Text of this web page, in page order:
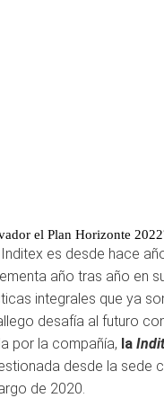
el Plan Horizonte
es desde hace
año tras año en
integrales que ya
desafía al futuro
por la compañía, la
desde la sede
de 2020.